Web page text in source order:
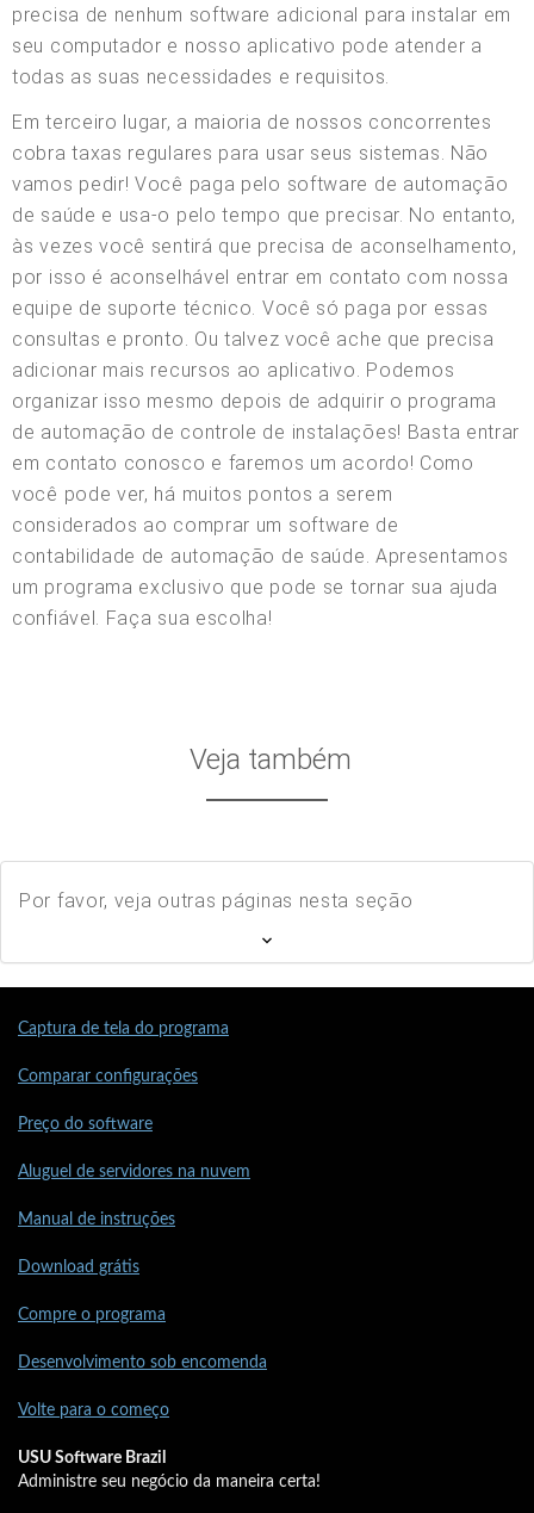
precisa de nenhum software adicional para instalar em
seu computador e nosso aplicativo pode atender a
todas as suas necessidades e requisitos.
Em terceiro lugar, a maioria de nossos concorrentes
cobra taxas regulares para usar seus sistemas. Não
vamos pedir! Você paga pelo software de automação
de saúde e usa-o pelo tempo que precisar. No entanto,
às vezes você sentirá que precisa de aconselhamento,
por isso é aconselhável entrar em contato com nossa
equipe de suporte técnico. Você só paga por essas
consultas e pronto. Ou talvez você ache que precisa
adicionar mais recursos ao aplicativo. Podemos
organizar isso mesmo depois de adquirir o programa
de automação de controle de instalações! Basta entrar
em contato conosco e faremos um acordo! Como
você pode ver, há muitos pontos a serem
considerados ao comprar um software de
contabilidade de automação de saúde. Apresentamos
um programa exclusivo que pode se tornar sua ajuda
confiável. Faça sua escolha!
Veja também
Por favor, veja outras páginas nesta seção
Captura de tela do programa
Comparar configurações
Preço do software
Aluguel de servidores na nuvem
Manual de instruções
Download grátis
Compre o programa
Desenvolvimento sob encomenda
Volte para o começo
USU Software Brazil
Administre seu negócio da maneira certa!